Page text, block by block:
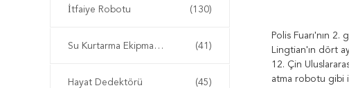
İtfaiye Robotu (130)
Su Kurtarma Ekipmanları (41)
Hayat Dedektörü (45)
Polis Fuarı'nın 2.
Lingtian'ın dört
12. Çin
atma robotu gibi